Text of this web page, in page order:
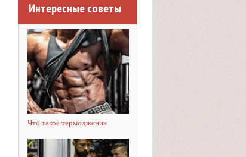
Интересные советы
Что такое термодженик